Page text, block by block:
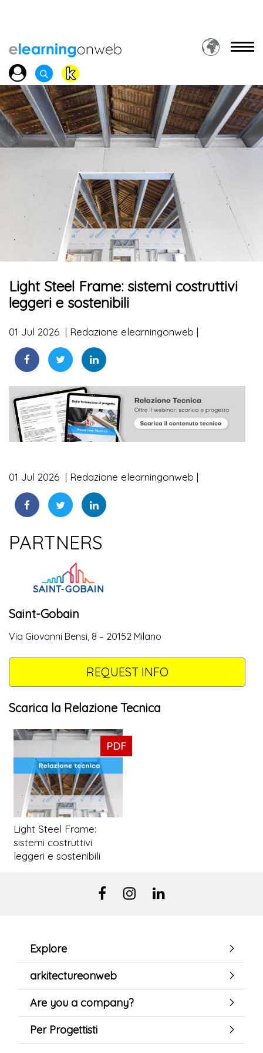
Light Steel Frame: sistemi costruttivi
leggeri e sostenibili
01 Jul 2026 Redazione elearningonweb
01 Jul 2026 Redazione elearningonweb
PARTNERS
Saint-Gobain
Via Giovanni Bensi, 8 – 20152 Milano
REQUEST INFO
Scarica la Relazione Tecnica
Light Steel Frame:
sistemi costruttivi
leggeri e sostenibili
PDF
Explore
arkitectureonweb
Are you a company?
Per Progettisti